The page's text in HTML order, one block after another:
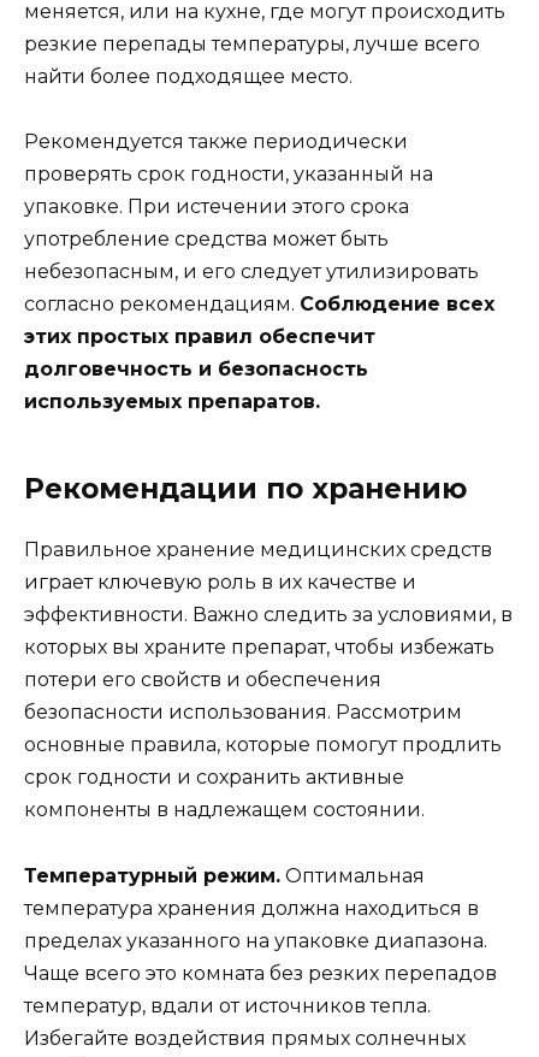
меняется, или на кухне, где могут происходить
резкие перепады температуры, лучше всего
найти более подходящее место.
Рекомендуется также периодически
проверять срок годности, указанный на
упаковке. При истечении этого срока
употребление средства может быть
небезопасным, и его следует утилизировать
согласно рекомендациям. Соблюдение всех
этих простых правил обеспечит
долговечность и безопасность
используемых препаратов.
Рекомендации по хранению
Правильное хранение медицинских средств
играет ключевую роль в их качестве и
эффективности. Важно следить за условиями, в
которых вы храните препарат, чтобы избежать
потери его свойств и обеспечения
безопасности использования. Рассмотрим
основные правила, которые помогут продлить
срок годности и сохранить активные
компоненты в надлежащем состоянии.
Температурный режим. Оптимальная
температура хранения должна находиться в
пределах указанного на упаковке диапазона.
Чаще всего это комната без резких перепадов
температур, вдали от источников тепла.
Избегайте воздействия прямых солнечных